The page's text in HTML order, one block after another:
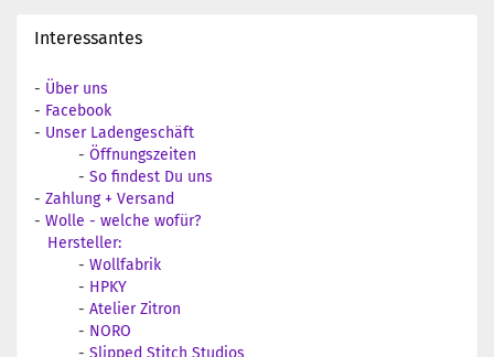
Interessantes
- Über uns
- Facebook
- Unser Ladengeschäft
- Öffnungszeiten
- So findest Du uns
- Zahlung + Versand
- Wolle - welche wofür?
Hersteller:
- Wollfabrik
- HPKY
- Atelier Zitron
- NORO
- Slipped Stitch Studios